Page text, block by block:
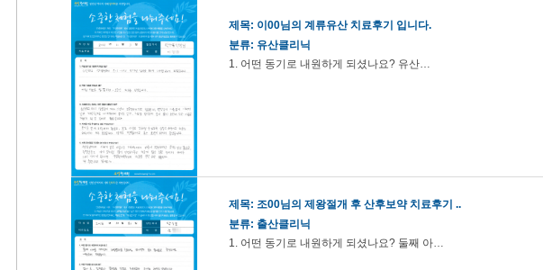
제목: 이00님의 계류유산 치료후기 입니다.
분류: 유산클리닉
1. 어떤 동기로 내원하게 되셨나요? 유산…
제목: 조00님의 제왕절개 후 산후보약 치료후기 ..
분류: 출산클리닉
1. 어떤 동기로 내원하게 되셨나요? 둘째 아…